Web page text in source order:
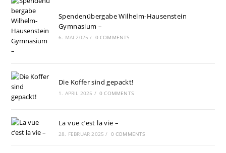
Spendenübergabe Wilhelm-Hausenstein
Gymnasium –
6. MAI 2025 / 0 COMMENTS
Die Koffer sind gepackt!
1. APRIL 2025 / 0 COMMENTS
La vue c’est la vie –
28. FEBRUAR 2025 / 0 COMMENTS